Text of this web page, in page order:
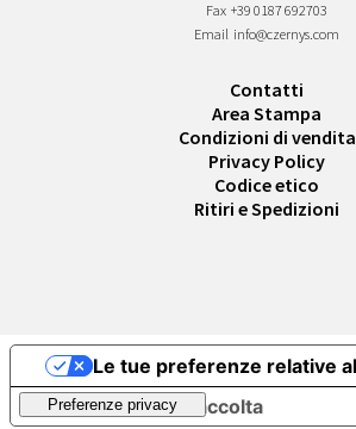
Fax +39 0187 692703
Email info@czernys.com
Contatti
Area Stampa
Condizioni di vendita
Privacy Policy
Codice etico
Ritiri e Spedizioni
Informativa sulla raccolta
Le tue preferenze relative